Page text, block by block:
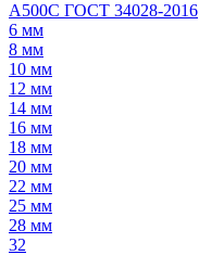
А500С ГОСТ 34028-2016
6 мм
8 мм
10 мм
12 мм
14 мм
16 мм
18 мм
20 мм
22 мм
25 мм
28 мм
32